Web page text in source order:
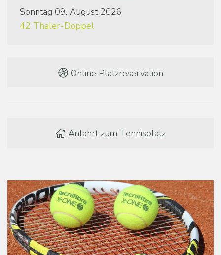
Sonntag 09. August 2026
42 Thaler-Doppel
Online Platzreservation
Anfahrt zum Tennisplatz